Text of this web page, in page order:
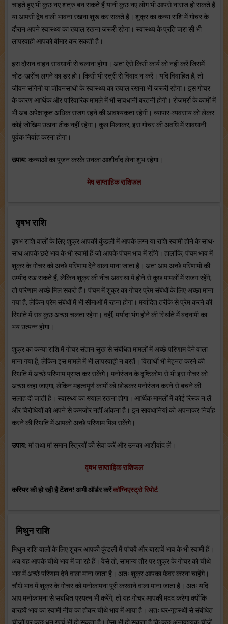
चाहते हुए भी कुछ नए शत्रु बन सकते हैं यानी कुछ नए लोग भी आपसे नाराज हो सकते हैं
या आपसी द्वेष वाली भावना रखना शुरू कर सकते हैं। शुक्र का कन्या राशि में गोचर के
दौरान अपने स्वास्थ्य का ख्याल रखना जरूरी रहेगा। स्वास्थ्य के प्रति जरा सी भी
लापरवाही आपको बीमार कर सकती है।
इस दौरान वाहन सावधानी से चलाना होगा। अत: ऐसे किसी कार्य को नहीं करें जिसमें
चोट-खरोंच लगने का डर हो। किसी भी स्त्री से विवाद न करें। यदि विवाहित हैं, तो
जीवन संगिनी या जीवनसाथी के स्वास्थ्य का ख्याल रखना भी जरूरी रहेगा। इस गोचर
के कारण आर्थिक और पारिवारिक मामले में भी सावधानी बरतनी होगी। रोजमर्रा के कामों में
भी अब अपेक्षाकृत अधिक सजग रहने की आवश्यकता रहेगी। व्यापार-व्यवसाय को लेकर
कोई जोखिम उठाना ठीक नहीं रहेगा। कुल मिलाकर, इस गोचर की अवधि में सावधानी
पूर्वक निर्वाह करना होगा।
उपाय: कन्याओं का पूजन करके उनका आशीर्वाद लेना शुभ रहेगा।
मेष साप्ताहिक राशिफल
वृषभ राशि
वृषभ राशि वालों के लिए शुक्र आपकी कुंडली में आपके लग्न या राशि स्वामी होने के साथ-
साथ आपके छठे भाव के भी स्वामी हैं जो आपके पंचम भाव में रहेंगे। हालांकि, पंचम भाव में
शुक्र के गोचर को अच्छे परिणाम देने वाला माना जाता है। अत: आप अच्छे परिणामों की
उम्मीद रख सकते हैं, लेकिन शुक्र की नीच अवस्था में होने से कुछ मामलों में सजग रहेंगे,
तो परिणाम अच्छे मिल सकते हैं। पंचम में शुक्र का गोचर प्रेम संबंधों के लिए अच्छा माना
गया है, लेकिन प्रेम संबंधों में भी सीमाओं में रहना होगा। मर्यादित तरीके से प्रेम करने की
स्थिति में सब कुछ अच्छा चलता रहेगा। वहीं, मर्यादा भंग होने की स्थिति में बदनामी का
भय उत्पन्न होगा।
शुक्र का कन्या राशि में गोचर संतान सुख से संबंधित मामलों में अच्छे परिणाम देने वाला
माना गया है, लेकिन इस मामले में भी लापरवाही न बरतें। विद्यार्थी भी मेहनत करने की
स्थिति में अच्छे परिणाम प्राप्त कर सकेंगे। मनोरंजन के दृष्टिकोण से भी इस गोचर को
अच्छा कहा जाएगा, लेकिन महत्वपूर्ण कामों को छोड़कर मनोरंजन करने से बचने की
सलाह दी जाती है। स्वास्थ्य का ख्याल रखना होगा। आर्थिक मामलों में कोई रिस्क न लें
और विरोधियों को अपने से कमजोर नहीं आंकना है। इन सावधानियां को अपनाकर निर्वाह
करने की स्थिति में आपको अच्छे परिणाम मिल सकेंगे।
उपाय: मां तथा मां समान स्त्रियों की सेवा करें और उनका आशीर्वाद लें।
वृषभ साप्ताहिक राशिफल
करियर की हो रही है टेंशन! अभी ऑर्डर करेंकॉग्निएस्ट्रो रिपोर्ट
मिथुन राशि
मिथुन राशि वालों के लिए शुक्र आपकी कुंडली में पांचवें और बारहवें भाव के भी स्वामी हैं।
अब यह आपके चौथे भाव में जा रहे हैं। वैसे तो, सामान्य तौर पर शुक्र के गोचर को चौथे
भाव में अच्छे परिणाम देने वाला माना जाता है। अतः शुक्र आपका फ़ेवर करना चाहेंगे।
चौथे भाव में शुक्र के गोचर को मनोकामना पूरी करवाने वाला माना जाता है। अतः यदि
आप मनोकामना से संबंधित प्रयत्न भी करेंगे, तो यह गोचर आपकी मदद करेगा क्योंकि
बारहवें भाव का स्वामी नीच का होकर चौथे भाव में आया है। अतः घर-गृहस्थी से संबंधित